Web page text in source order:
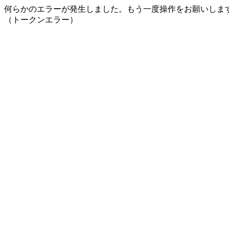
何らかのエラーが発生しました。もう一度操作をお願いしま
（トークンエラー）